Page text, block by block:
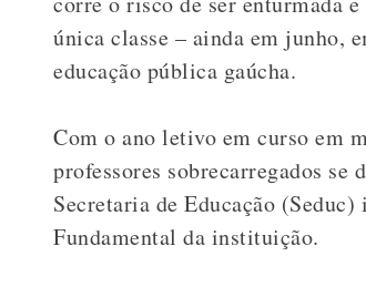
única classe – ainda em junho,
educação pública gaúcha.
Com o ano letivo em curso em
professores sobrecarregados se
Secretaria de Educação
Fundamental da instituição.